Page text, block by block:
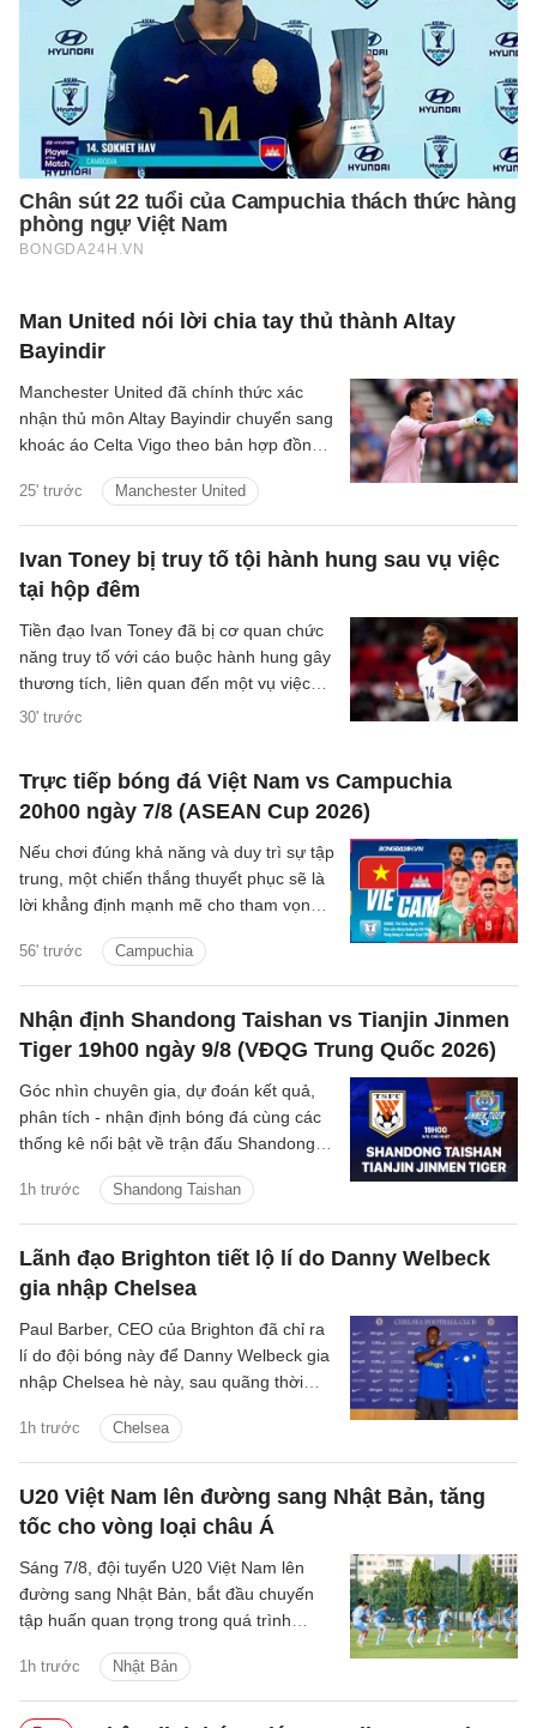
Man United nói lời chia tay thủ thành Altay
Bayindir
25' trước Manchester United
Manchester United đã chính thức xác
nhận thủ môn Altay Bayindir chuyển sang
khoác áo Celta Vigo theo bản hợp đồng
Ivan Toney bị truy tố tội hành hung sau vụ việc
tại hộp đêm
30' trước
Tiền đạo Ivan Toney đã bị cơ quan chức
năng truy tố với cáo buộc hành hung gây
thương tích, liên quan đến một vụ việc
xảy ra tại hộp đêm vào tháng 12/2025.
Trực tiếp bóng đá Việt Nam vs Campuchia
20h00 ngày 7/8 (ASEAN Cup 2026)
56' trước Campuchia
Nếu chơi đúng khả năng và duy trì sự tập
trung, một chiến thắng thuyết phục sẽ là
lời khẳng định mạnh mẽ cho tham vọng
trò HLV Kim Sang-sik.
Nhận định Shandong Taishan vs Tianjin Jinmen
Tiger 19h00 ngày 9/8 (VĐQG Trung Quốc 2026)
1h trước Shandong Taishan
Góc nhìn chuyên gia, dự đoán kết quả,
phân tích - nhận định bóng đá cùng các
thống kê nổi bật về trận đấu Shandong
VĐQG Trung Quốc hôm nay
Lãnh đạo Brighton tiết lộ lí do Danny Welbeck
gia nhập Chelsea
1h trước Chelsea
Paul Barber, CEO của Brighton đã chỉ ra
lí do đội bóng này để Danny Welbeck gia
nhập Chelsea hè này, sau quãng thời
U20 Việt Nam lên đường sang Nhật Bản, tăng
tốc cho vòng loại châu Á
1h trước Nhật Bản
Sáng 7/8, đội tuyển U20 Việt Nam lên
đường sang Nhật Bản, bắt đầu chuyến
tập huấn quan trọng trong quá trình